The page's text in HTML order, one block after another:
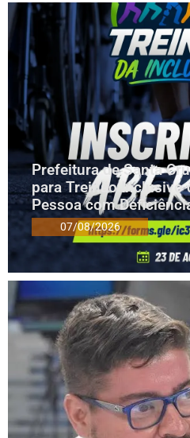
Prefeitura de Santa
para Treinão Inclusivo
Pessoa com
07/08/2026